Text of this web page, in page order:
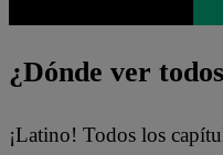
¿Dónde ver
¡Latino! Todos los